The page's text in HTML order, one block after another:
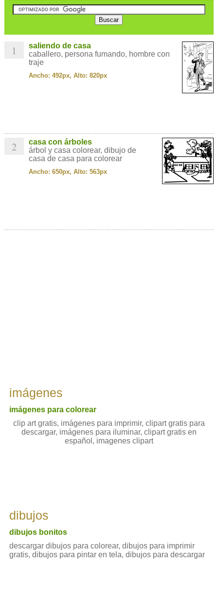
1
saliendo de casa
caballero, persona fumando, hombre con
traje
Ancho: 492px, Alto: 820px
2
casa con árboles
árbol y casa colorear, dibujo de
casa de casa para colorear
Ancho: 650px, Alto: 563px
imágenes
imágenes para colorear
clip art gratis, imágenes para imprimir, clipart gratis para
descargar, imágenes para iluminar, clipart gratis en
español, imagenes clipart
dibujos
dibujos bonitos
descargar dibujos para colorear, dibujos para imprimir
gratis, dibujos para pintar en tela, dibujos para descargar